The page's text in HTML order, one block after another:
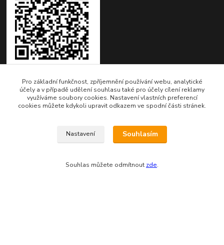
Kontakty
EVTERINKA.CZ - Bohumila Budínová
Pro základní funkčnost, zpříjemnění používání webu, analytické
účely a v případě udělení souhlasu také pro účely cílení reklamy
využíváme soubory cookies. Nastavení vlastních preferencí
cookies můžete kdykoli upravit odkazem ve spodní části stránek.
Nastavení Souhlasím
Souhlas můžete odmítnout zde.